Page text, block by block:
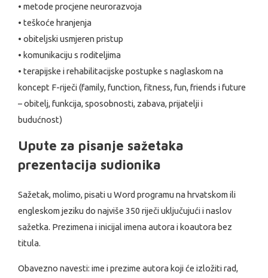
• metode procjene neurorazvoja
• teškoće hranjenja
• obiteljski usmjeren pristup
• komunikaciju s roditeljima
• terapijske i rehabilitacijske postupke s naglaskom na
koncept F-riječi (family, function, fitness, fun, friends i future
– obitelj, funkcija, sposobnosti, zabava, prijatelji i
budućnost)
Upute za pisanje sažetaka
prezentacija sudionika
Sažetak, molimo, pisati u Word programu na hrvatskom ili
engleskom jeziku do najviše 350 riječi uključujući i naslov
sažetka. Prezimena i inicijal imena autora i koautora bez
titula.
Obavezno navesti: ime i prezime autora koji će izložiti rad,